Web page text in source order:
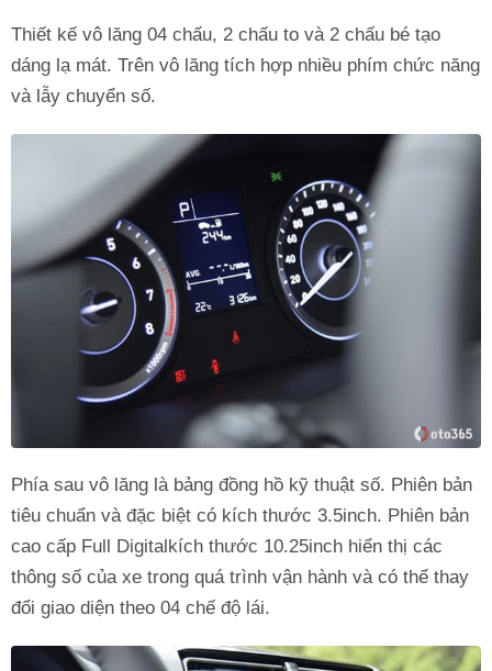
Thiết kế vô lăng 04 chấu, 2 chấu to và 2 chấu bé tạo
dáng lạ mát. Trên vô lăng tích hợp nhiều phím chức năng
và lẫy chuyển số.
Phía sau vô lăng là bảng đồng hồ kỹ thuật số. Phiên bản
tiêu chuẩn và đặc biệt có kích thước 3.5inch. Phiên bản
cao cấp Full Digitalkích thước 10.25inch hiển thị các
thông số của xe trong quá trình vận hành và có thể thay
đổi giao diện theo 04 chế độ lái.